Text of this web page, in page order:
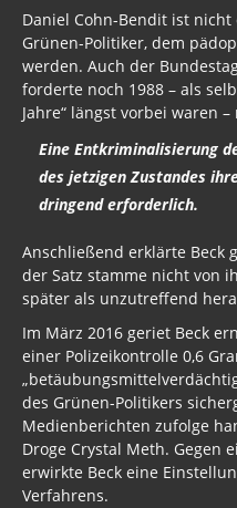
Daniel Cohn-Bendit ist
Grünen-Politiker, dem
werden. Auch der
forderte noch 1988 – als
Jahre“ längst vorbei waren
Eine Entkriminalisierung
des jetzigen Zustandes
dringend erforderlich.
Anschließend erklärte Beck
der Satz stamme nicht von
später als unzutreffend
Im März 2016 geriet Beck
einer Polizeikontrolle 0,6
des Grünen-Politikers
Medienberichten zufolge
Droge Crystal Meth. Gegen
erwirkte Beck eine
Verfahrens.